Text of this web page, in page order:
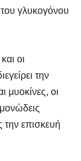
γλυκογόνου
οι
την
οι
την επισκευή